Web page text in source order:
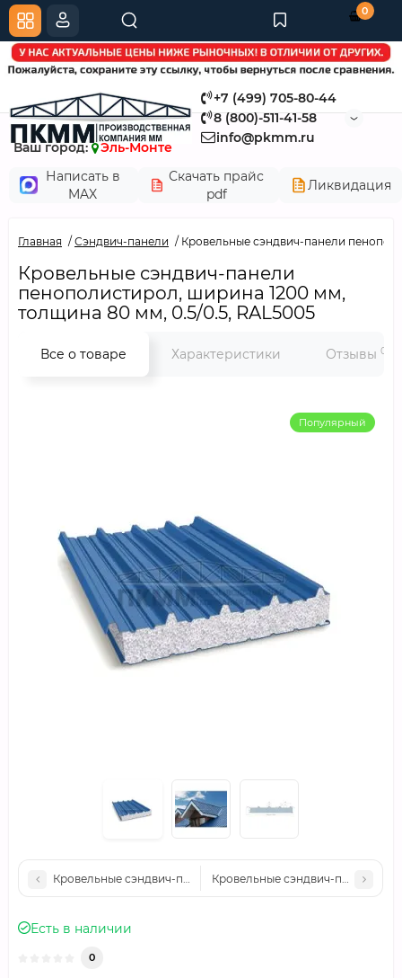
+7 (499) 705-80-44
8 (800)-511-41-58
info@pkmm.ru
Ваш город:
Эль-Монте
Написать в
MAX
Скачать прайс
pdf
Ликвидация
0
Главная Сэндвич-панели Кровельные сэндвич-панели
Кровельные сэндвич-панели
пенополистирол, ширина 1200 мм,
толщина 80 мм, 0.5/0.5, RAL5005
Все о товаре Характеристики Отзывы 0
Популярный
Кровельные сэндвич-панели пенополистирол, ширина 1200
Кровельные сэндвич-панели
Есть в наличии
0